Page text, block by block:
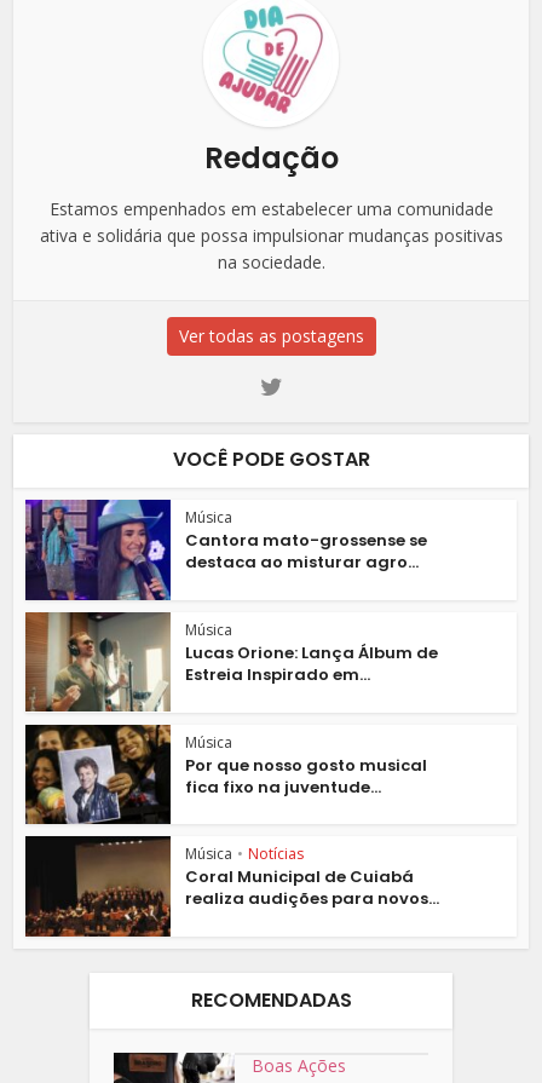
Redação
Estamos empenhados em estabelecer uma comunidade
ativa e solidária que possa impulsionar mudanças positivas
na sociedade.
Ver todas as postagens
VOCÊ PODE GOSTAR
Música
Cantora mato-grossense se
destaca ao misturar agro...
Música
Lucas Orione: Lança Álbum de
Estreia Inspirado em...
Música
Por que nosso gosto musical
fica fixo na juventude...
Música • Notícias
Coral Municipal de Cuiabá
realiza audições para novos...
RECOMENDADAS
Boas Ações